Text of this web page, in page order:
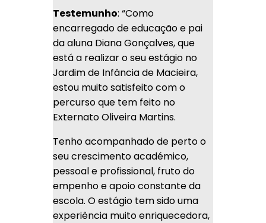
Testemunho: “Como
encarregado de educação e pai
da aluna Diana Gonçalves, que
está a realizar o seu estágio no
Jardim de Infância de Macieira,
estou muito satisfeito com o
percurso que tem feito no
Externato Oliveira Martins.
Tenho acompanhado de perto o
seu crescimento académico,
pessoal e profissional, fruto do
empenho e apoio constante da
escola. O estágio tem sido uma
experiência muito enriquecedora,